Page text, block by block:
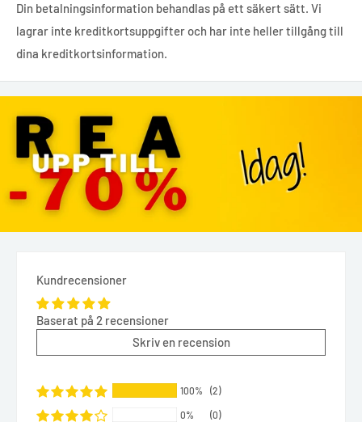
Din betalningsinformation behandlas på ett säkert sätt. Vi
lagrar inte kreditkortsuppgifter och har inte heller tillgång till
dina kreditkortsinformation.
Kundrecensioner
Baserat på 2 recensioner
Skriv en recension
100% (2)
0% (0)